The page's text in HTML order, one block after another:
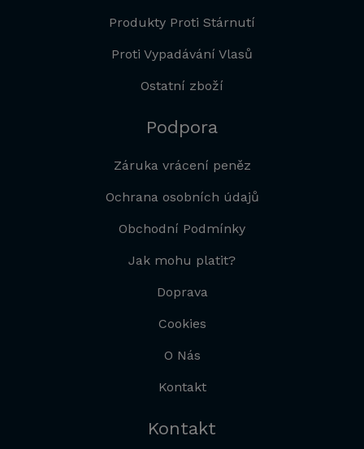
Produkty Proti Stárnutí
Proti Vypadávání Vlasů
Ostatní zboží
Podpora
Záruka vrácení peněz
Ochrana osobních údajů
Obchodní Podmínky
Jak mohu platit?
Doprava
Cookies
O Nás
Kontakt
Kontakt